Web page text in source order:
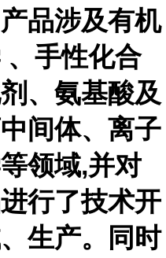
品涉及有机
手性化合
、氨基酸及
间体、离子
领域,并对
行了技术开
生产。同时